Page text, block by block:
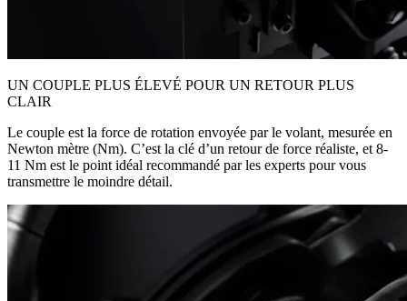
UN COUPLE PLUS ÉLEVÉ POUR UN RETOUR PLUS
CLAIR
Le couple est la force de rotation envoyée par le volant, mesurée en
Newton mètre (Nm). C’est la clé d’un retour de force réaliste, et 8-
11 Nm est le point idéal recommandé par les experts pour vous
transmettre le moindre détail.